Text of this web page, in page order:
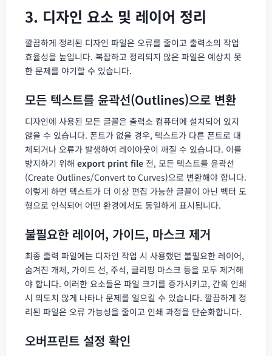
3. 디자인 요소 및 레이어 정리
깔끔하게 정리된 디자인 파일은 오류를 줄이고 출력소의 작업
효율성을 높입니다. 복잡하고 정리되지 않은 파일은 예상치 못
한 문제를 야기할 수 있습니다.
모든 텍스트를 윤곽선(Outlines)으로 변환
디자인에 사용된 모든 글꼴은 출력소 컴퓨터에 설치되어 있지
않을 수 있습니다. 폰트가 없을 경우, 텍스트가 다른 폰트로 대
체되거나 오류가 발생하여 레이아웃이 깨질 수 있습니다. 이를
방지하기 위해 export print file 전, 모든 텍스트를 윤곽선
(Create Outlines/Convert to Curves)으로 변환해야 합니다.
이렇게 하면 텍스트가 더 이상 편집 가능한 글꼴이 아닌 벡터 도
형으로 인식되어 어떤 환경에서도 동일하게 표시됩니다.
불필요한 레이어, 가이드, 마스크 제거
최종 출력 파일에는 디자인 작업 시 사용했던 불필요한 레이어,
숨겨진 개체, 가이드 선, 주석, 클리핑 마스크 등을 모두 제거해
야 합니다. 이러한 요소들은 파일 크기를 증가시키고, 간혹 인쇄
시 의도치 않게 나타나 문제를 일으킬 수 있습니다. 깔끔하게 정
리된 파일은 오류 가능성을 줄이고 인쇄 과정을 단순화합니다.
오버프린트 설정 확인